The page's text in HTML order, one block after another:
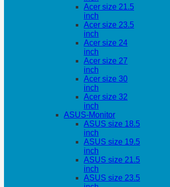
Acer size 21.5
inch
Acer size 23.5
inch
Acer size 24
inch
Acer size 27
inch
Acer size 30
inch
Acer size 32
inch
ASUS-Monitor
ASUS size 18.5
inch
ASUS size 19.5
inch
ASUS size 21.5
inch
ASUS size 23.5